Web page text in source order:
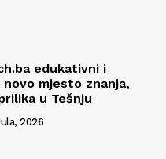
edukativni i
mjesto znanja,
u Tešnju
2026